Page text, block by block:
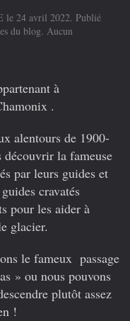
le 24 avril 2022. Publié
du blog. Aucun
à
.
alentours de 1900-
la fameuse
par leurs guides et
cravatés
pour les aider à
glacier.
le fameux passage
» ou nous pouvons
plutôt assez
!